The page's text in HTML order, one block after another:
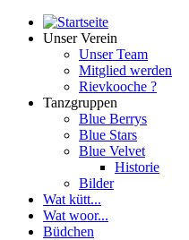
Unser Verein
Unser Team
Mitglied werden
Rievkooche ?
Tanzgruppen
Blue Berrys
Blue Stars
Blue Velvet
Historie
Bilder
Wat kütt...
Wat woor...
Büdchen